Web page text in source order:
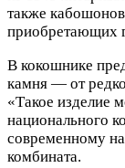
также
приобретающих
В кокошнике
камня — от
«Такое изделие
национального
современному
комбината.